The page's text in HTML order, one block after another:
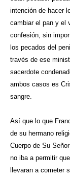
intención de hacer
cambiar el pan y el
confesión, sin
los pecados del
través de ese
sacerdote
ambos casos es
sangre.
Así que lo que
de su hermano
Cuerpo de Su
no iba a permitir
llevaran a cometer